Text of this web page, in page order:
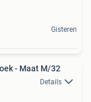
Gisteren
- Maat M/32
Details